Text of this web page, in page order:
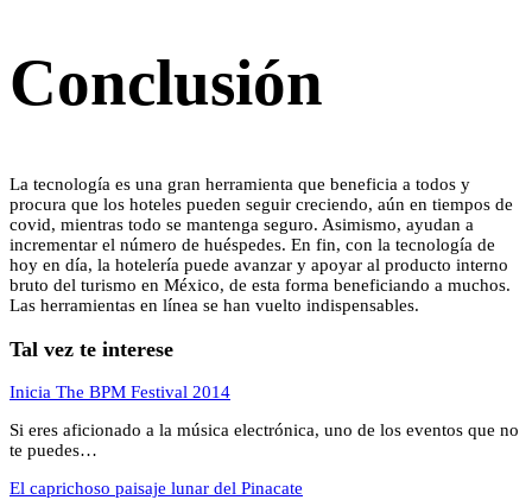
Conclusión
La tecnología es una gran herramienta que beneficia a todos y
procura que los hoteles pueden seguir creciendo, aún en tiempos de
covid, mientras todo se mantenga seguro. Asimismo, ayudan a
incrementar el número de huéspedes. En fin, con la tecnología de
hoy en día, la hotelería puede avanzar y apoyar al producto interno
bruto del turismo en México, de esta forma beneficiando a muchos.
Las herramientas en línea se han vuelto indispensables.
Tal vez te interese
Inicia The BPM Festival 2014
Si eres aficionado a la música electrónica, uno de los eventos que no
te puedes…
El caprichoso paisaje lunar del Pinacate